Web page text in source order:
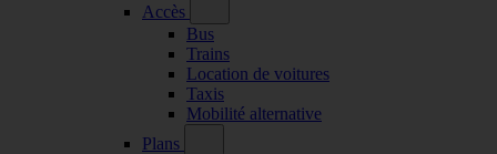
Accès
Bus
Trains
Location de voitures
Taxis
Mobilité alternative
Plans